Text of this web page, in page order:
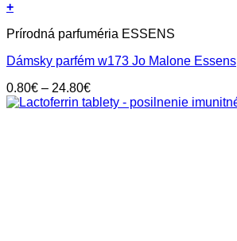
+
produkt
viacero
Možnosti
si
Prírodná parfuméria ESSENS
Dámsky parfém w173 Jo Malone Essens
0.80€ – 24.80€Price
range: